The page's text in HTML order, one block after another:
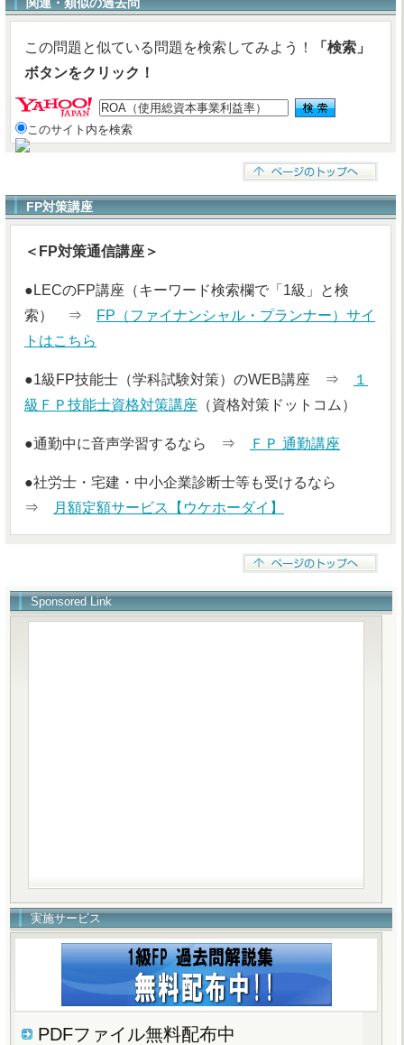
この問題と似ている問題を検索してみよう！
「検索」
ボタンをクリック！
このサイト内を検索
FP対策講座
＜FP対策通信講座＞
●LECのFP講座（キーワード検索欄で「1級」と検
索） ⇒
FP（ファイナンシャル・プランナー）サイ
トはこちら
●1級FP技能士（学科試験対策）のWEB講座 ⇒
１
級ＦＰ技能士資格対策講座 （資格対策ドットコム）
●通勤中に音声学習するなら ⇒ ＦＰ 通勤講座
●社労士・宅建・中小企業診断士等も受けるなら
⇒
月額定額サービス【ウケホーダイ】
Sponsored Link
実施サービス
PDFファイル無料配布中